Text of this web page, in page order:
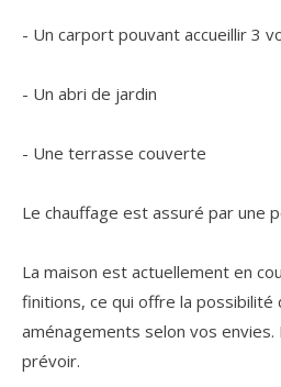
- Un carport pouvant accueillir 3
- Un abri de jardin
- Une terrasse couverte
Le chauffage est assuré par une
La maison est actuellement en
finitions, ce qui offre la possibilité
aménagements selon vos
prévoir.